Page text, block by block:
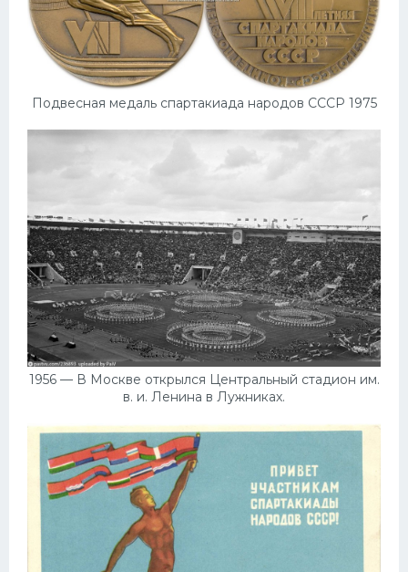
Подвесная медаль спартакиада народов СССР 1975
1956 — В Москве открылся Центральный стадион им.
в. и. Ленина в Лужниках.